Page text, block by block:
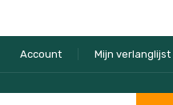
Account Mijn verlanglijst